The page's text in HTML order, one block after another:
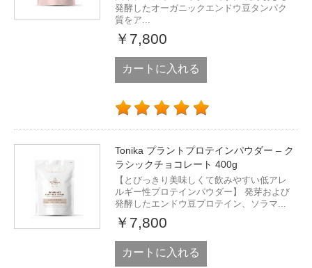
発酵したオーガニックエンドウ豆タンパク
質をア...
￥7,800
カートに入れる
Tonika プラントプロテインパウダー – ク
ラシックチョコレート 400g
【とびっきり美味しくて飲みやすい低アレ
ルギー性プロテインパウダー】 発芽および
発酵したエンドウ豆プロテイン、ソラマ...
￥7,800
カートに入れる